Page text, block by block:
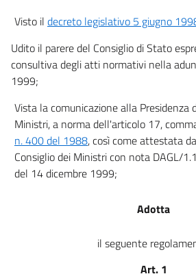
Visto il decreto legislativo 5 giugno
Udito il parere del Consiglio di Stato
consultiva degli atti normativi nella
1999;
Vista la comunicazione alla Presidenza
Ministri, a norma dell'articolo 17,
n. 400 del 1988, così come attestata
Consiglio dei Ministri con nota DAGL/
del 14 dicembre 1999;
Adotta
il seguente
Art. 1